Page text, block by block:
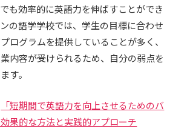
も効率的に英語力を伸ばすことができ
の語学学校では、学生の目標に合わせ
ログラムを提供していることが多く、
内容が受けられるため、自分の弱点を
す。
「短期間で英語力を向上させるためのバ
果的な方法と実践的アプローチ